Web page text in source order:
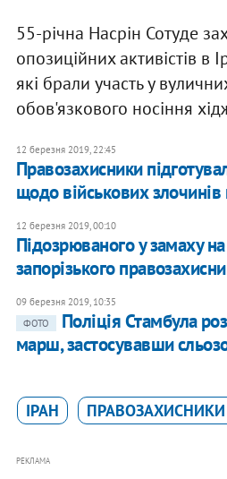
55-річна Насрін Сотуде
опозиційних активістів в
які брали участь у
обов'язкового носіння
12 березня 2019, 22:45
Правозахисники
щодо військових злочинів
12 березня 2019, 00:10
Підозрюваного у замаху
запорізького
09 березня 2019, 10:35
ФОТО
Поліція Стамбула
марш, застосувавши
ІРАН ПРАВОЗАХИСНИКИ
РЕКЛАМА